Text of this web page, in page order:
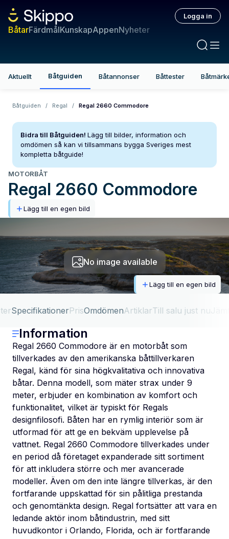
BåtarFärdmålKunskapAppenNyheter
Logga in
Aktuellt Båtguiden Båtannonser Båttester
Båtguiden / Regal / Regal 2660 Commodore
Bidra till Båtguiden! Lägg till bilder, information och
omdömen så kan vi tillsammans bygga Sveriges mest
kompletta båtguide!
MOTORBÅT
Regal 2660 Commodore
Lägg till en egen bild
No image available
Lägg till en egen bild
SpecifikationerPrisOmdömenArtiklarTill salu just nu
Information
Regal 2660 Commodore är en motorbåt som
tillverkades av den amerikanska båttillverkaren
Regal, känd för sina högkvalitativa och innovativa
båtar. Denna modell, som mäter strax under 9
meter, erbjuder en kombination av komfort och
funktionalitet, vilket är typiskt för Regals
designfilosofi. Båten har en rymlig interiör som är
utformad för att ge en bekväm upplevelse på
vattnet. Regal 2660 Commodore tillverkades under
en period då företaget expanderade sitt sortiment
för att inkludera större och mer avancerade
modeller. Även om den inte längre tillverkas, är den
fortfarande uppskattad för sin pålitliga prestanda
och genomtänkta design. Regal fortsätter att vara en
ledande aktör inom båtindustrin, med sitt
huvudkontor i Orlando, Florida, och är fortfarande